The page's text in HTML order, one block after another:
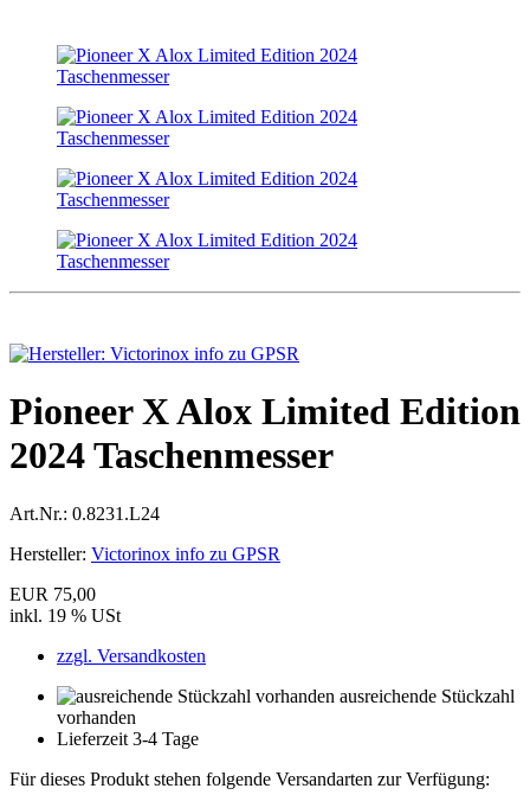
Pioneer X Alox Limited Edition
2024 Taschenmesser
Art.Nr.: 0.8231.L24
Hersteller: Victorinox info zu GPSR
EUR 75,00
inkl. 19 % USt
zzgl. Versandkosten
ausreichende Stückzahl
vorhanden
Lieferzeit 3-4 Tage
Für dieses Produkt stehen folgende Versandarten zur Verfügung: